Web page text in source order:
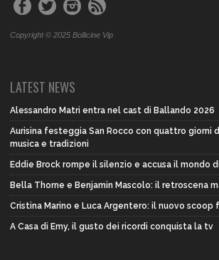
Copyright © 2025 Bollicine Vip
LATEST NEWS
Alessandro Matri entra nel cast di Ballando 2026
Aurisina festeggia San Rocco con quattro giorni
musica e tradizioni
Eddie Brock rompe il silenzio e accusa il mondo
Bella Thorne e Benjamin Mascolo: il retroscena
Cristina Marino e Luca Argentero: il nuovo
A Casa di Emy, il gusto dei ricordi conquista la tv